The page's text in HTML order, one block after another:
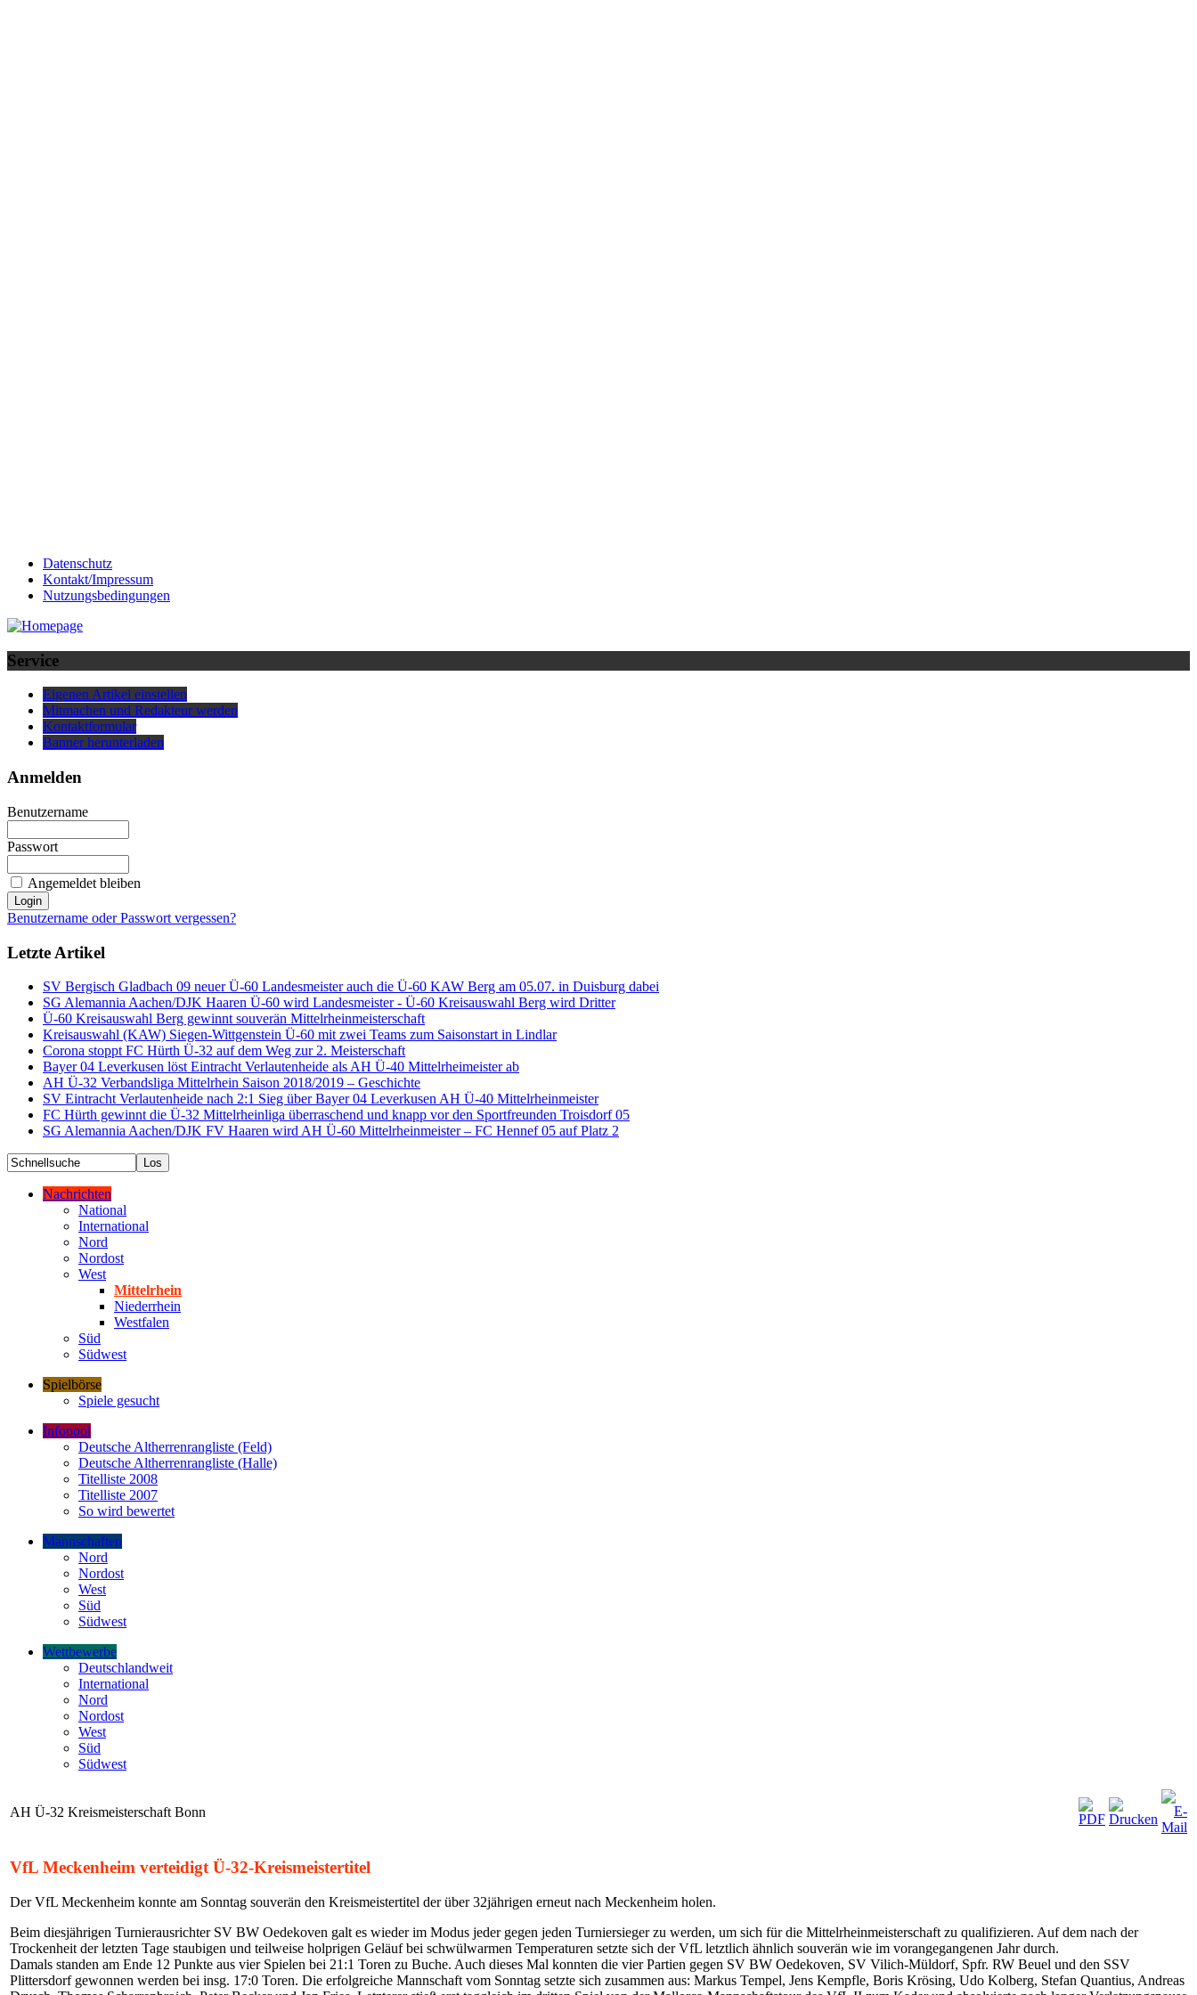
Datenschutz
Kontakt/Impressum
Nutzungsbedingungen
Service
Eigenen Artikel einstellen
Mitmachen und Redakteur werden
Kontaktformular
Banner herunterladen
Anmelden
Benutzername
Passwort
Angemeldet bleiben
Benutzername oder Passwort vergessen?
Letzte Artikel
SV Bergisch Gladbach 09 neuer Ü-60 Landesmeister auch die Ü-60 KAW Berg am 05.07. in Duisburg dabei
SG Alemannia Aachen/DJK Haaren Ü-60 wird Landesmeister - Ü-60 Kreisauswahl Berg wird Dritter
Ü-60 Kreisauswahl Berg gewinnt souverän Mittelrheinmeisterschaft
Kreisauswahl (KAW) Siegen-Wittgenstein Ü-60 mit zwei Teams zum Saisonstart in Lindlar
Corona stoppt FC Hürth Ü-32 auf dem Weg zur 2. Meisterschaft
Bayer 04 Leverkusen löst Eintracht Verlautenheide als AH Ü-40 Mittelrheimeister ab
AH Ü-32 Verbandsliga Mittelrhein Saison 2018/2019 – Geschichte
SV Eintracht Verlautenheide nach 2:1 Sieg über Bayer 04 Leverkusen AH Ü-40 Mittelrheinmeister
FC Hürth gewinnt die Ü-32 Mittelrheinliga überraschend und knapp vor den Sportfreunden Troisdorf 05
SG Alemannia Aachen/DJK FV Haaren wird AH Ü-60 Mittelrheinmeister – FC Hennef 05 auf Platz 2
Nachrichten
National
International
Nord
Nordost
West
Mittelrhein
Niederrhein
Westfalen
Süd
Südwest
Spielbörse
Spiele gesucht
Infopool
Deutsche Altherrenrangliste (Feld)
Deutsche Altherrenrangliste (Halle)
Titelliste 2008
Titelliste 2007
So wird bewertet
Mannschaften
Nord
Nordost
West
Süd
Südwest
Wettbewerbe
Deutschlandweit
International
Nord
Nordost
West
Süd
Südwest
AH Ü-32 Kreismeisterschaft Bonn
VfL Meckenheim verteidigt Ü-32-Kreismeistertitel
Der VfL Meckenheim konnte am Sonntag souverän den Kreismeistertitel der über 32jährigen erneut nach Meckenheim holen.
Beim diesjährigen Turnierausrichter SV BW Oedekoven galt es wieder im Modus jeder gegen jeden Turniersieger zu werden, um sich für die Mittelrheinmeisterschaft zu qualifizieren. Auf dem nach der
Trockenheit der letzten Tage staubigen und teilweise holprigen Geläuf bei schwülwarmen Temperaturen setzte sich der VfL letztlich ähnlich souverän wie im vorangegangenen Jahr durch.
Damals standen am Ende 12 Punkte aus vier Spielen bei 21:1 Toren zu Buche. Auch dieses Mal konnten die vier Partien gegen SV BW Oedekoven, SV Vilich-Müldorf, Spfr. RW Beuel und den SSV
Plittersdorf gewonnen werden bei insg. 17:0 Toren. Die erfolgreiche Mannschaft vom Sonntag setzte sich zusammen aus: Markus Tempel, Jens Kempfle, Boris Krösing, Udo Kolberg, Stefan Quantius, Andreas